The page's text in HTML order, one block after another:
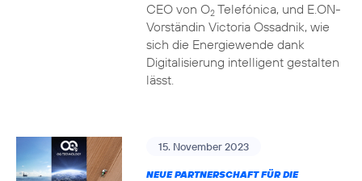
CEO von O2Telefónica, und E.ON-
Vorständin Victoria Ossadnik, wie
sich die Energiewende dank
Digitalisierung intelligent gestalten
lässt.
15. November 2023
NEUE PARTNERSCHAFT FÜR DIE